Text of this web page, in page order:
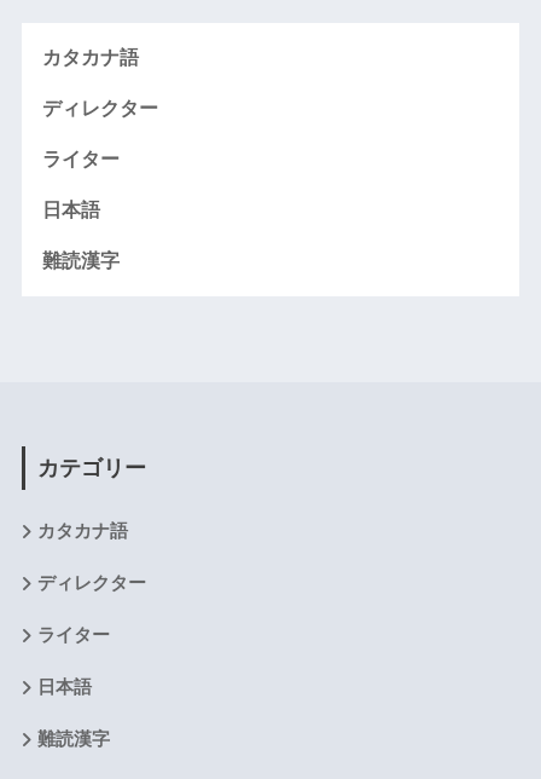
カタカナ語
ディレクター
ライター
日本語
難読漢字
カテゴリー
カタカナ語
ディレクター
ライター
日本語
難読漢字